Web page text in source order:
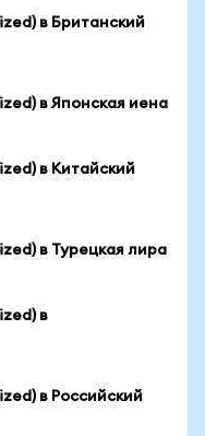
в Британский
в Японская иена
в Китайский
в Турецкая лира
в
в Российский